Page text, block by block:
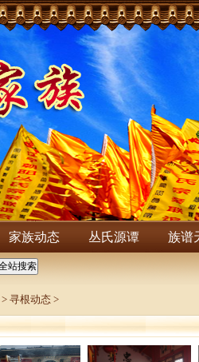
家族动态 丛氏源谭 族谱
> 寻根动态 >